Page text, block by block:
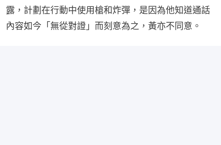
露，計劃在行動中使用槍和炸彈，是因為他知道通話
內容如今「無從對證」而刻意為之，黃亦不同意。